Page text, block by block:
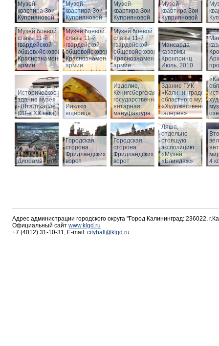
Музей-
квартира Зои
Куприяновой
Музей-
квартира Зои
Куприяновой
Музей-
квартира Зои
Куприяновой
Музей-
квартира Зои
Куприяновой
Музей боевой
славы 11-й
гвардейской
общевойсковой
Краснознаменной
армии
Музей боевой
славы 11-й
гвардейской
общевойсковой
Краснознаменной
армии
Музей боевой
славы 11-й
гвардейской
общевойсковой
Краснознаменной
армии
Мансарда
казармы
Кронпринц.
Июль, 2010
Историческое
здание музея
- Штадтхалле
(20-е XX века)
Инклюз
ящерица
Изделие,
Кёнигсбергская
государственная
янтарная
мануфактура
Здание ГУК
«Калининградского
областного музея
«Художественная
галерея»
Диорама
Городская
сторона
Фридландских
ворот
Городская
сторона
Фридландских
ворот
Вход в бункер
Ляша,
отдельно
стоящую
экспозицию
«Музей
«Блиндаж»
4
Адрес администрации городского округа "Город Калининград: 236022,
Официальный сайт www.klgd.ru
+7 (4012) 31-10-31, E-mail: cityhall@klgd.ru